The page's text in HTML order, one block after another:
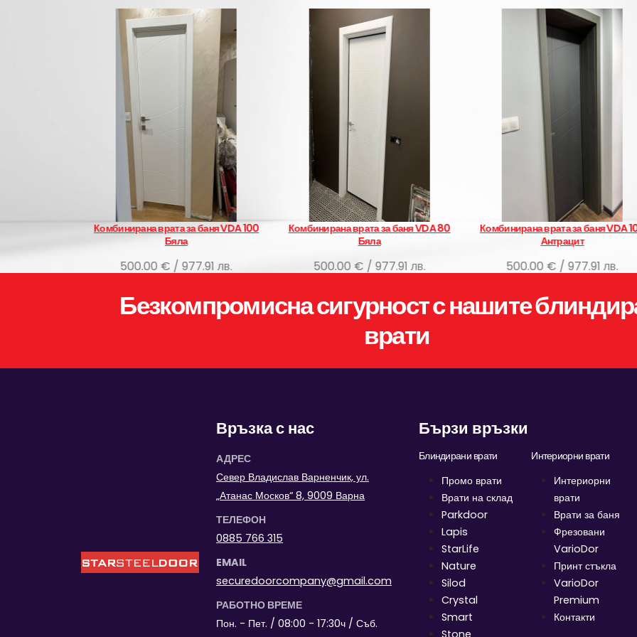
за баня VDA 100
Комбинирана врата за баня VDA 80
500.00 € / 977.91 лв.
Комбинирана врата за баня VDA 100
Антрацит
500.00 € / 977.91 лв.
Комбинирана врата за
меше
500.00 € / 977.91
Безкомпромисна сигурност с нашите
врати
Връзка с нас
АДРЕС
Север Владислав Варненчик, ул.
„Атанас Москов“ 8, 9009 Варна
ТЕЛЕФОН
0885 766 315
EMAIL
securedoorcompany@gmail.com
РАБОТНО ВРЕМЕ
Пон. - Пет. / 08:00 - 17:30ч / Съб.
Бързи връзки
Блиндирани врати
Промо врати
Врати на склад
Parkdoor
Lapis
StarLife
Nature
Silod
Crystal
Smart
Stone
Интериорни врати
Интериорни
врати
Врати за баня
Фрезовани
VarioDor
Принт стъкла
VarioDor
Premium
Контакти